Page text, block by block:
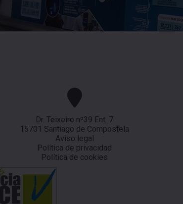
Dr. Teixeiro nº39 Ent. 7
15701 Santiago de Compostela
Aviso legal
Política de privacidad
Política de cookies